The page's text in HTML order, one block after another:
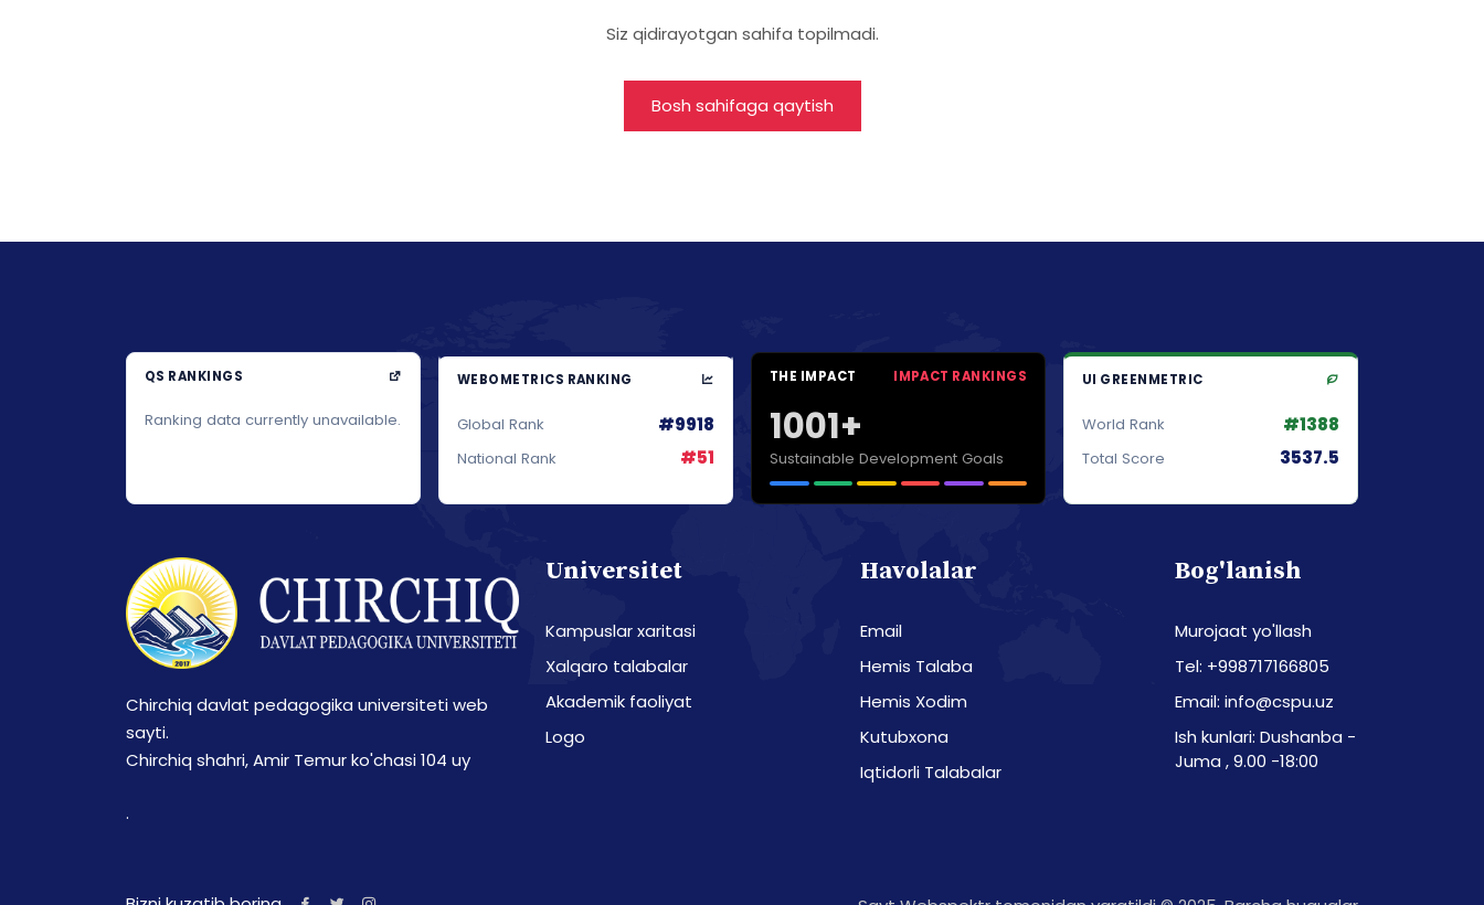
Siz qidirayotgan sahifa topilmadi.
Bosh sahifaga qaytish
QS RANKINGS
Ranking data currently unavailable.
WEBOMETRICS RANKING
Global Rank #9918
National Rank #51
THE IMPACT IMPACT RANKINGS
1001+
Sustainable Development Goals
UI GREENMETRIC
World Rank #1388
Total Score 3537.5
Chirchiq davlat pedagogika universiteti web
sayti.
Chirchiq shahri, Amir Temur ko'chasi 104 uy
.
Universitet
Kampuslar xaritasi
Xalqaro talabalar
Akademik faoliyat
Logo
Havolalar
Email
Hemis Talaba
Hemis Xodim
Kutubxona
Iqtidorli Talabalar
Bog'lanish
Murojaat yo'llash
Tel: +998717166805
Email: info@cspu.uz
Ish kunlari: Dushanba -
Juma , 9.00 -18:00